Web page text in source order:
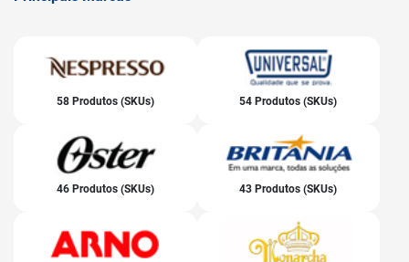
58 Produtos (SKUs) 54 Produtos (SKUs)
46 Produtos (SKUs) 43 Produtos (SKUs)